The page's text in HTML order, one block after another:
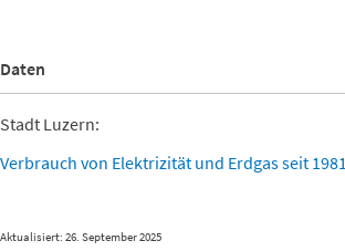
Daten
Stadt Luzern:
Verbrauch von Elektrizität und Erdgas seit 1981
Aktualisiert: 26. September 2025